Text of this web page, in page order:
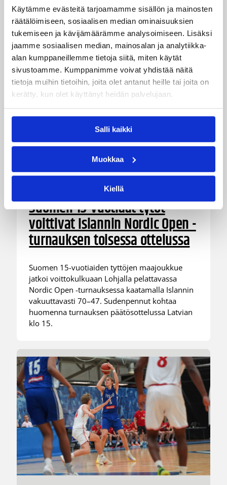
Käytämme evästeitä tarjoamamme sisällön ja mainosten
räätälöimiseen, sosiaalisen median ominaisuuksien
tukemiseen ja kävijämäärämme analysoimiseen. Lisäksi
jaamme sosiaalisen median, mainosalan ja analytiikka-
alan kumppaneillemme tietoja siitä, miten käytät
sivustoamme. Kumppanimme voivat yhdistää näitä
tietoja muihin tietoihin, joita olet antanut heille tai joita on
kerätty, kun olet käyttänyt heidän palvelujaan.
Salli kaikki
Muokkaa
Kiellä
Naisten Korisliiga-kauteen valmistautuva
Vimpelin Veto on tehnyt pelaajasopimuksen
yhdysvaltalaispelaaja Melanie Hoytin kanssa.
Suomen 15-vuotiaat tytöt
voittivat Islannin Nordic Open -
turnauksen toisessa ottelussa
Suomen 15-vuotiaiden tyttöjen maajoukkue
jatkoi voittokulkuaan Lohjalla pelattavassa
Nordic Open -turnauksessa kaatamalla Islannin
vakuuttavasti 70–47. Sudenpennut kohtaa
huomenna turnauksen päätösottelussa Latvian
klo 15.